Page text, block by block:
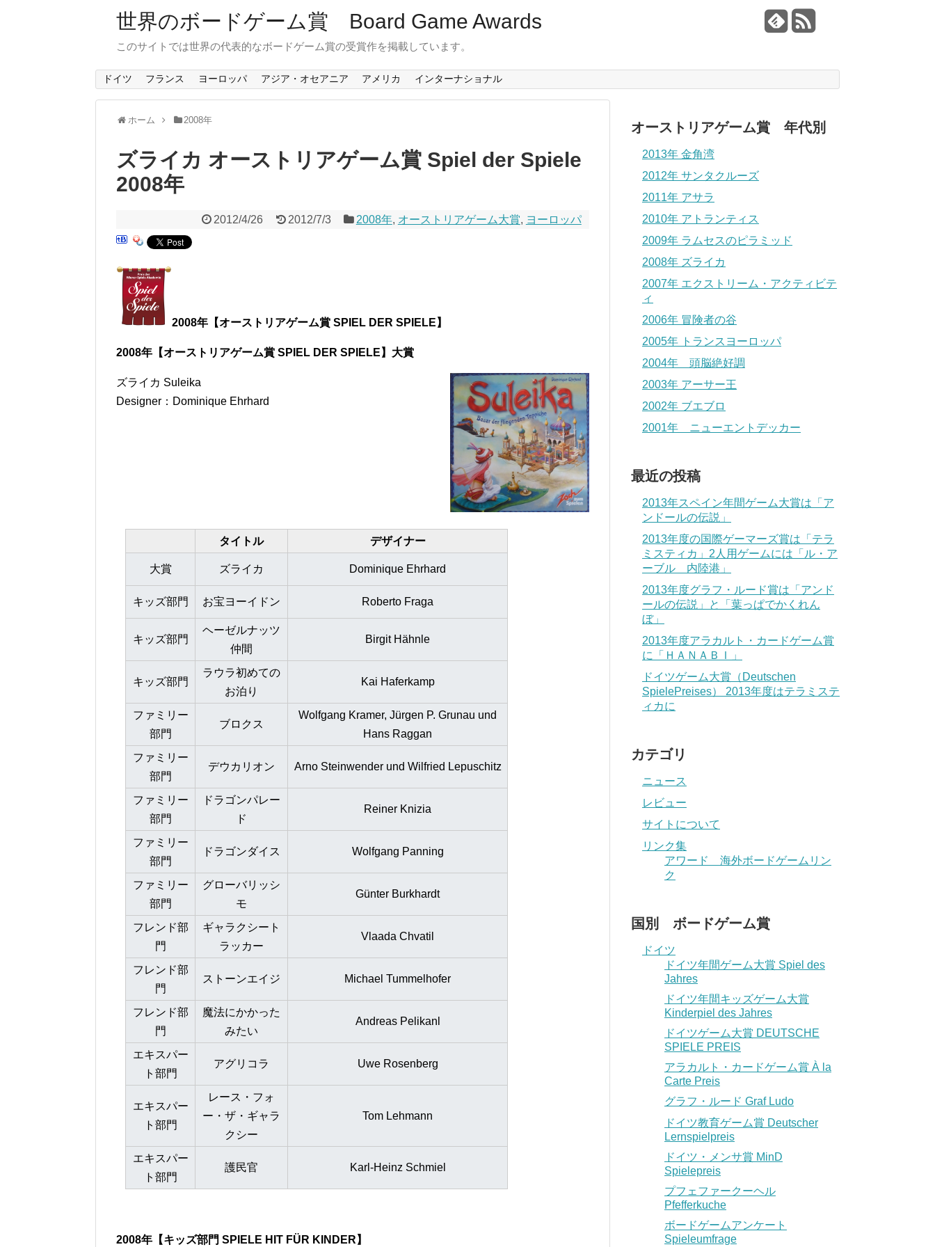
世界のボードゲーム賞 Board Game Awards
このサイトでは世界の代表的なボードゲーム賞の受賞作を掲載しています。
ドイツ フランス ヨーロッパ アジア・オセアニア アメリカ インターナショナル
ホーム 2008年
ズライカ オーストリアゲーム賞 Spiel der Spiele
2008年
2012/4/26 2012/7/3 2008年, オーストリアゲーム大賞, ヨーロッパ
2008年【オーストリアゲーム賞 SPIEL DER SPIELE】
2008年【オーストリアゲーム賞 SPIEL DER SPIELE】大賞
ズライカ Suleika
Designer：Dominique Ehrhard
タイトル デザイナー
大賞 ズライカ Dominique Ehrhard
キッズ部門 お宝ヨーイドン Roberto Fraga
キッズ部門
ヘーゼルナッツ
仲間
Birgit Hähnle
キッズ部門
ラウラ初めての
お泊り
Kai Haferkamp
ファミリー
部門
ブロクス
Wolfgang Kramer, Jürgen P. Grunau und
Hans Raggan
ファミリー
部門
デウカリオン Arno Steinwender und Wilfried Lepuschitz
ファミリー
部門
ドラゴンパレー
ド
Reiner Knizia
ファミリー
部門
ドラゴンダイス Wolfgang Panning
ファミリー
部門
グローバリッシ
モ
Günter Burkhardt
フレンド部
門
ギャラクシート
ラッカー
Vlaada Chvatil
フレンド部
門
ストーンエイジ Michael Tummelhofer
フレンド部
門
魔法にかかった
みたい
Andreas Pelikanl
エキスパー
ト部門
アグリコラ Uwe Rosenberg
エキスパー
ト部門
レース・フォ
ー・ザ・ギャラ
クシー
Tom Lehmann
エキスパー
ト部門
護民官 Karl-Heinz Schmiel
2008年【キッズ部門 SPIELE HIT FÜR KINDER】
オーストリアゲーム賞 年代別
2013年 金角湾
2012年 サンタクルーズ
2011年 アサラ
2010年 アトランティス
2009年 ラムセスのピラミッド
2008年 ズライカ
2007年 エクストリーム・アクティビテ
ィ
2006年 冒険者の谷
2005年 トランスヨーロッパ
2004年 頭脳絶好調
2003年 アーサー王
2002年 ブエブロ
2001年 ニューエントデッカー
最近の投稿
2013年スペイン年間ゲーム大賞は「ア
ンドールの伝説」
2013年度の国際ゲーマーズ賞は「テラ
ミスティカ」2人用ゲームには「ル・ア
ーブル 内陸港」
2013年度グラフ・ルード賞は「アンド
ールの伝説」と「葉っぱでかくれん
ぼ」
2013年度アラカルト・カードゲーム賞
に「ＨＡＮＡＢＩ」
ドイツゲーム大賞（Deutschen
SpielePreises） 2013年度はテラミステ
ィカに
カテゴリ
ニュース
レビュー
サイトについて
リンク集
アワード 海外ボードゲームリン
ク
国別 ボードゲーム賞
ドイツ
ドイツ年間ゲーム大賞 Spiel des
Jahres
ドイツ年間キッズゲーム大賞
Kinderpiel des Jahres
ドイツゲーム大賞 DEUTSCHE
SPIELE PREIS
アラカルト・カードゲーム賞 À la
Carte Preis
グラフ・ルード Graf Ludo
ドイツ教育ゲーム賞 Deutscher
Lernspielpreis
ドイツ・メンサ賞 MinD
Spielepreis
プフェファークーヘル
Pfefferkuche
ボードゲームアンケート
Spieleumfrage